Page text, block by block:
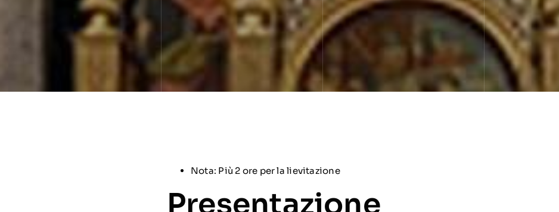
Nota: Più 2 ore per la lievitazione
Presentazione